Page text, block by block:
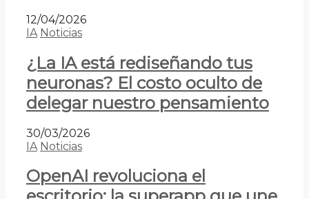
12/04/2026
IA Noticias
¿La IA está rediseñando tus
neuronas? El costo oculto de
delegar nuestro pensamiento
30/03/2026
IA Noticias
OpenAI revoluciona el